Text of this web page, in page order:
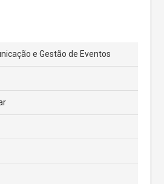
e Gestão de Eventos